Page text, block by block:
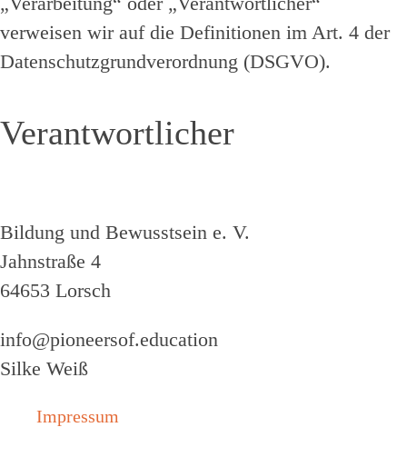
verweisen wir auf die Definitionen im Art. 4 der
Datenschutzgrundverordnung (DSGVO).
Verantwortlicher
Bildung und Bewusstsein e. V.
Jahnstraße 4
64653 Lorsch
info@pioneersof.education
Silke Weiß
Impressum